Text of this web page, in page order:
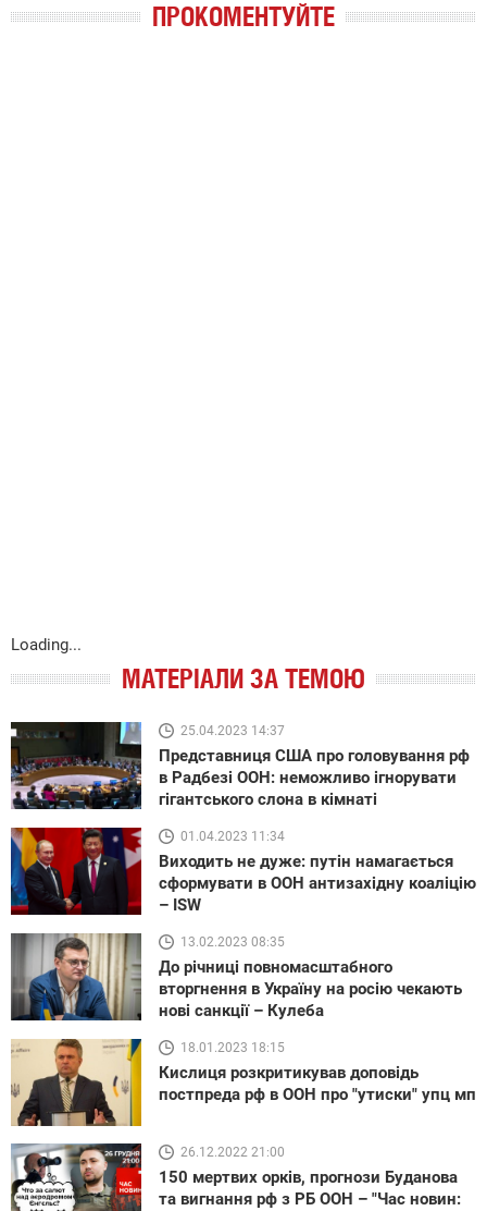
ПРОКОМЕНТУЙТЕ
Loading...
МАТЕРІАЛИ ЗА ТЕМОЮ
25.04.2023 14:37
Представниця США про головування рф
в Радбезі ООН: неможливо ігнорувати
гігантського слона в кімнаті
01.04.2023 11:34
Виходить не дуже: путін намагається
сформувати в ООН антизахідну коаліцію
– ISW
13.02.2023 08:35
До річниці повномасштабного
вторгнення в Україну на росію чекають
нові санкції – Кулеба
18.01.2023 18:15
Кислиця розкритикував доповідь
постпреда рф в ООН про "утиски" упц мп
26.12.2022 21:00
150 мертвих орків, прогнози Буданова
та вигнання рф з РБ ООН – "Час новин: